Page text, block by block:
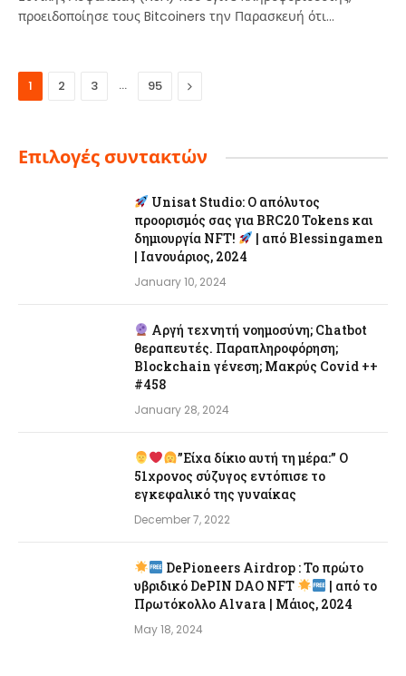
προειδοποίησε τους Bitcoiners την Παρασκευή ότι…
1 2 3 … 95 Next
Επιλογές συντακτών
Unisat Studio: Ο απόλυτος
προορισμός σας για BRC20 Tokens και
δημιουργία NFT!
| από Blessingamen
| Ιανουάριος, 2024
January 10, 2024
Αργή τεχνητή νοημοσύνη; Chatbot
θεραπευτές. Παραπληροφόρηση;
Blockchain γένεση; Μακρύς Covid ++
#458
January 28, 2024
”Είχα δίκιο αυτή τη μέρα:” Ο
51χρονος σύζυγος εντόπισε το
εγκεφαλικό της γυναίκας
December 7, 2022
DePioneers Airdrop : Το πρώτο
υβριδικό DePIN DAO NFT
| από το
Πρωτόκολλο Alvara | Μάιος, 2024
May 18, 2024